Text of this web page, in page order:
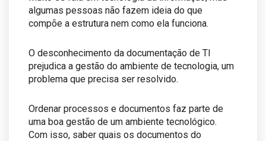
algumas pessoas não fazem ideia do que
compõe a estrutura nem como ela funciona.
O desconhecimento da documentação de TI
prejudica a gestão do ambiente de tecnologia, um
problema que precisa ser resolvido.
Ordenar processos e documentos faz parte de
uma boa gestão de um ambiente tecnológico.
Com isso, saber quais os documentos do